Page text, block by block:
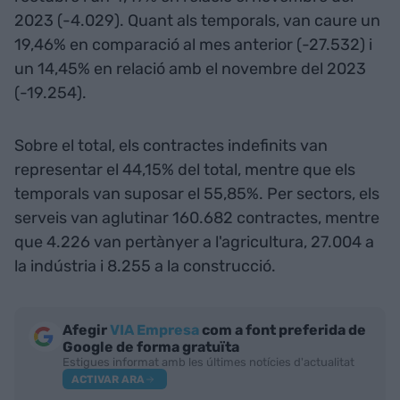
2023 (-4.029). Quant als temporals, van caure un
19,46% en comparació al mes anterior (-27.532) i
un 14,45% en relació amb el novembre del 2023
(-19.254).
Sobre el total, els contractes indefinits van
representar el 44,15% del total, mentre que els
temporals van suposar el 55,85%. Per sectors, els
serveis van aglutinar 160.682 contractes, mentre
que 4.226 van pertànyer a l'agricultura, 27.004 a
la indústria i 8.255 a la construcció.
AfegirVIA Empresa com a font preferida de
Google de forma gratuïta
Estigues informat amb les últimes notícies d'actualitat
ACTIVAR ARA